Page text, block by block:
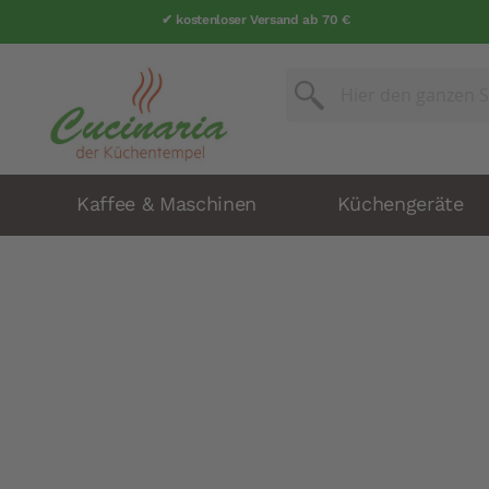
✔ kostenloser Versand ab 70 €
Suche
Kaffee & Maschinen Küchengeräte